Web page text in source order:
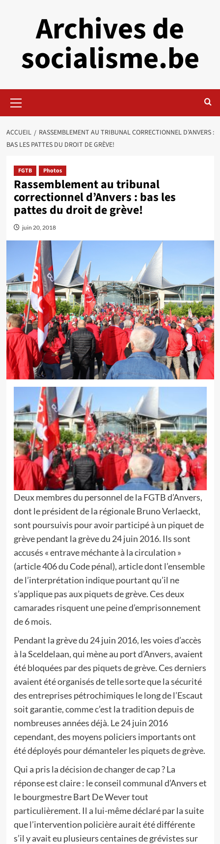
Archives de
socialisme.be
principal
ACCUEIL
RASSEMBLEMENT AU TRIBUNAL CORRECTIONNEL D’ANVERS :
BAS LES PATTES DU DROIT DE GRÈVE!
FGTB Photos
Rassemblement au tribunal
correctionnel d’Anvers : bas les
pattes du droit de grève!
juin 20, 2018
Deux membres du personnel de la FGTB d’Anvers,
dont le président de la régionale Bruno Verlaeckt,
sont poursuivis pour avoir participé à un piquet de
grève pendant la grève du 24 juin 2016. Ils sont
accusés « entrave méchante à la circulation »
(article 406 du Code pénal), article dont l’ensemble
de l’interprétation indique pourtant qu’il ne
s’applique pas aux piquets de grève. Ces deux
camarades risquent une peine d’emprisonnement
de 6 mois.
Pendant la grève du 24 juin 2016, les voies d’accès
à la Sceldelaan, qui mène au port d’Anvers, avaient
été bloquées par des piquets de grève. Ces derniers
avaient été organisés de telle sorte que la sécurité
des entreprises pétrochimiques le long de l’Escaut
soit garantie, comme c’est la tradition depuis de
nombreuses années déjà. Le 24 juin 2016
cependant, des moyens policiers importants ont
été déployés pour démanteler les piquets de grève.
Qui a pris la décision de changer de cap ? La
réponse est claire : le conseil communal d’Anvers et
le bourgmestre Bart De Wever tout
particulièrement. Il a lui-même déclaré par la suite
que l’intervention policière aurait été différente
s’il y avait eu plusieurs centaines de grévistes sur